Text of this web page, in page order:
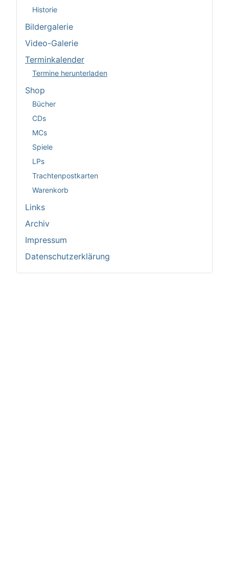
Historie
Bildergalerie
Video-Galerie
Terminkalender
Termine herunterladen
Shop
Bücher
CDs
MCs
Spiele
LPs
Trachtenpostkarten
Warenkorb
Links
Archiv
Impressum
Datenschutzerklärung